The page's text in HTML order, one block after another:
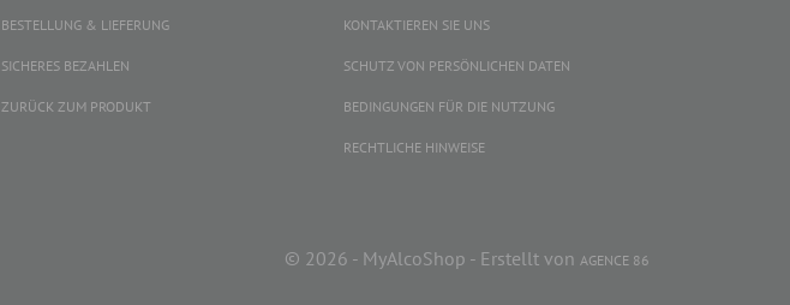
BESTELLUNG & LIEFERUNG
SICHERES BEZAHLEN
ZURÜCK ZUM PRODUKT
KONTAKTIEREN SIE UNS
SCHUTZ VON PERSÖNLICHEN DATEN
BEDINGUNGEN FÜR DIE NUTZUNG
RECHTLICHE HINWEISE
© 2026 - MyAlcoShop - Erstellt von AGENCE 86